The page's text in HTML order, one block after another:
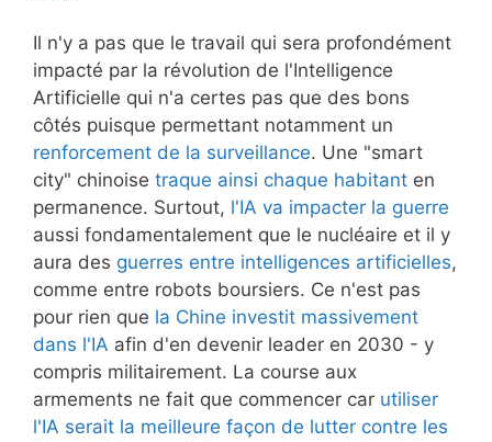
Il n'y a pas que le travail qui sera profondément
impacté par la révolution de l'Intelligence
Artificielle qui n'a certes pas que des bons
côtés puisque permettant notamment un
renforcement de la surveillance. Une "smart
city" chinoise traque ainsi chaque habitant en
permanence. Surtout, l'IA va impacter la guerre
aussi fondamentalement que le nucléaire et il y
aura des guerres entre intelligences artificielles,
comme entre robots boursiers. Ce n'est pas
pour rien que la Chine investit massivement
dans l'IA afin d'en devenir leader en 2030 - y
compris militairement. La course aux
armements ne fait que commencer car utiliser
l'IA serait la meilleure façon de lutter contre les